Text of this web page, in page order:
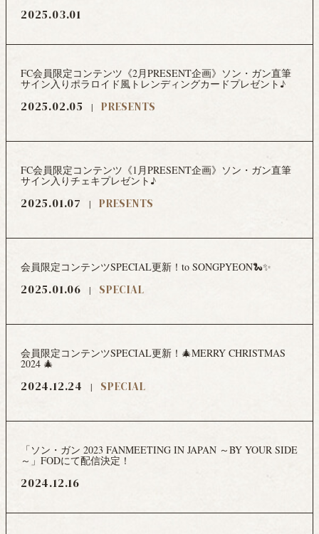
2025.03.01
FC会員限定コンテンツ《2月PRESENT企画》ソン・ガン直筆
サイン入りポラロイド風トレンディングカードプレゼント♪
2025.02.05 PRESENTS
FC会員限定コンテンツ《1月PRESENT企画》ソン・ガン直筆
サイン入りチェキプレゼント♪
2025.01.07 PRESENTS
会員限定コンテンツSPECIAL更新！to SONGPYEON🐍✨
2025.01.06 SPECIAL
会員限定コンテンツSPECIAL更新！🎄MERRY CHRISTMAS
2024 🎄
2024.12.24 SPECIAL
「ソン・ガン 2023 FANMEETING IN JAPAN ～BY YOUR SIDE
～」FODにて配信決定！
2024.12.16